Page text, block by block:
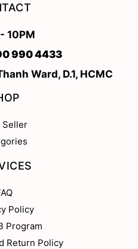
10PM
990 4433
Ward, D.1, HCMC
Seller
Policy
Program
Return Policy